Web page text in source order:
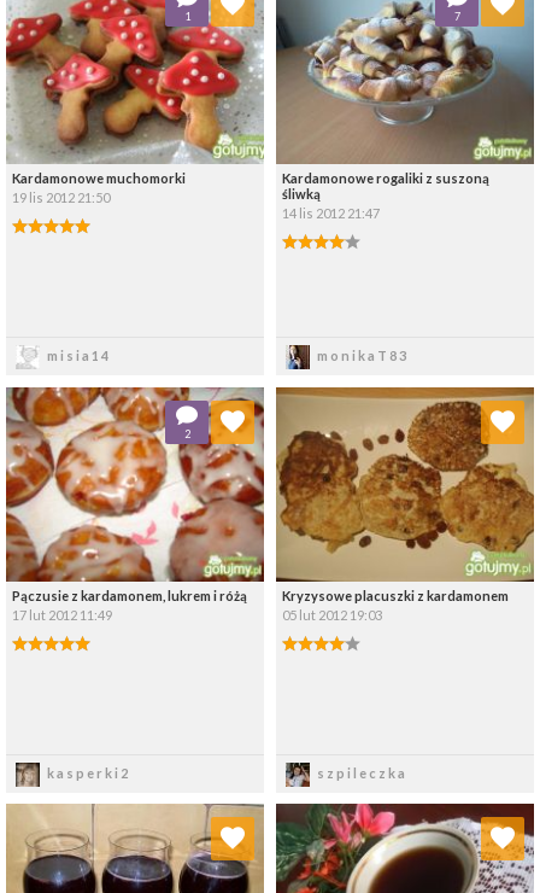
Kardamonowe muchomorki
19 lis 2012 21:50
misia14
1
Wybierz listę:
Kardamonowe rogaliki z suszoną
śliwką
14 lis 2012 21:47
monikaT83
7
Wybierz listę:
Pączusie z kardamonem, lukrem i różą
17 lut 2012 11:49
kasperki2
2
Dodaj do ulubionych
Wybierz listę:
Kryzysowe placuszki z kardamonem
05 lut 2012 19:03
szpileczka
Dodaj do ulubionych
Wybierz listę:
Dodaj do ulubionych
Wybierz listę:
Dodaj do ulubionych
Wybierz listę: